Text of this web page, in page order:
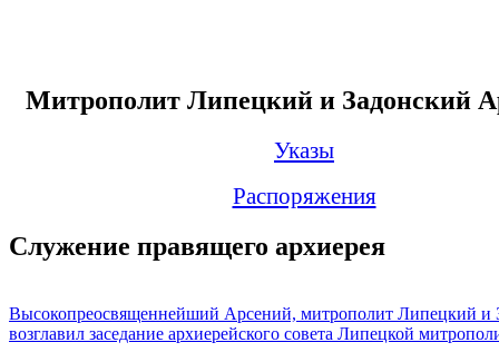
Митрополит Липецкий и Задонский
Указы
Распоряжения
Служение правящего архиерея
Высокопреосвященнейший Арсений, митрополит Липецкий и
возглавил заседание архиерейского совета Липецкой